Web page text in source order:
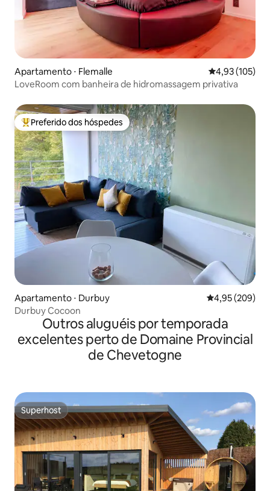
Apartamento ⋅ Flemalle 4,93 de uma
4,93 (105)
LoveRoom com banheira de hidromassagem privativa
Entre os melhores preferidos dos hóspedes
Preferido dos hóspedes
Apartamento ⋅ Durbuy 4,95 de uma
4,95 (209)
Durbuy Cocoon
Outros aluguéis por temporada
excelentes perto de Domaine Provincial
de Chevetogne
Superhost
Superhost